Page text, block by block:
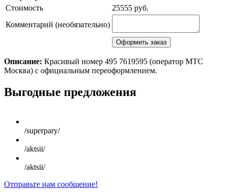
Стоимость
25555 руб.
Комментарий (необязательно)
Описание: Красивый номер 495 7619595 (оператор MTC
Москва) с официальным переоформлением.
Scroll
Up
Выгодные предложения
/superpary/
/aktsii/
/aktsii/
Отправьте нам сообщение!